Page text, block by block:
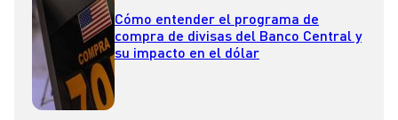
Cómo entender el programa de
compra de divisas del Banco Central y
su impacto en el dólar